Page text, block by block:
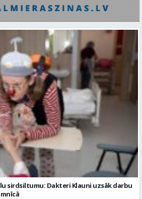
sirdsiltumu: Dakteri Klauni uzsāk darbu